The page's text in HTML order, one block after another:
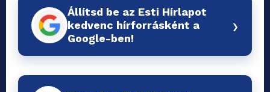
Állítsd be az Esti Hírlapot
kedvenc hírforrásként a
Google-ben!
›